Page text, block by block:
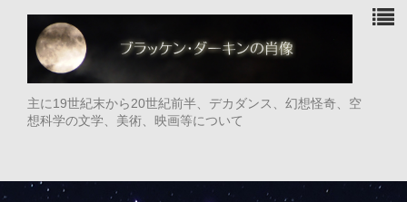
主に19世紀末から20世紀前半、デカダンス、幻想怪奇、空
想科学の文学、美術、映画等について